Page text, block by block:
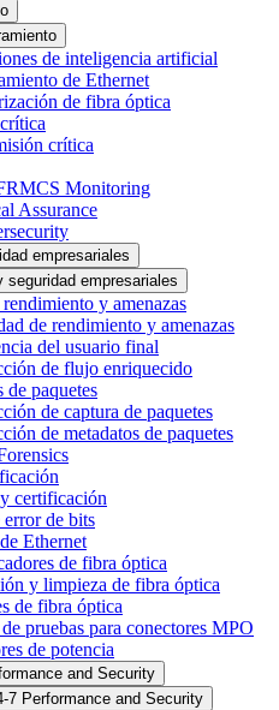
de inteligencia artificial
de Ethernet
de fibra óptica
crítica
Monitoring
Assurance
empresariales
seguridad empresariales
y amenazas
de rendimiento y amenazas
del usuario final
de flujo enriquecido
de paquetes
de captura de paquetes
de metadatos de paquetes
certificación
error de bits
Ethernet
de fibra óptica
y limpieza de fibra óptica
de fibra óptica
pruebas para conectores MPO
de potencia
and Security
7 Performance and Security